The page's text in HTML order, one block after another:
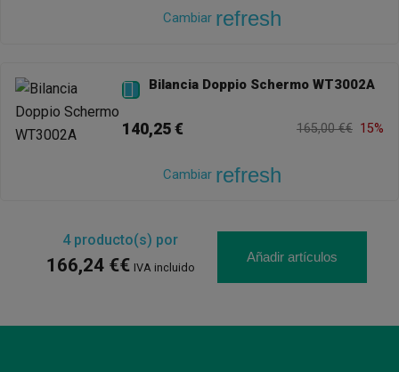
Cambiar refresh
 Bilancia Doppio Schermo WT3002A
140,25 € 165,00 €€ 15%
Cambiar refresh
4producto(s) por
166,24 €€ IVA incluido
Añadir artículos